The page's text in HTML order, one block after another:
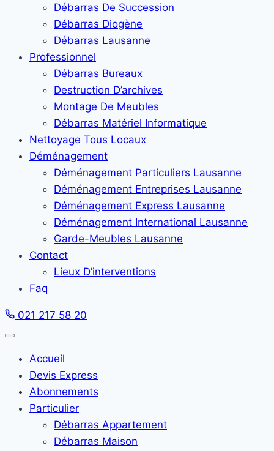
Débarras De Succession
Débarras Diogène
Débarras Lausanne
Professionnel
Débarras Bureaux
Destruction D’archives
Montage De Meubles
Débarras Matériel Informatique
Nettoyage Tous Locaux
Déménagement
Déménagement Particuliers Lausanne
Déménagement Entreprises Lausanne
Déménagement Express Lausanne
Déménagement International Lausanne
Garde-Meubles Lausanne
Contact
Lieux D’interventions
Faq
021 217 58 20
Accueil
Devis Express
Abonnements
Particulier
Débarras Appartement
Débarras Maison